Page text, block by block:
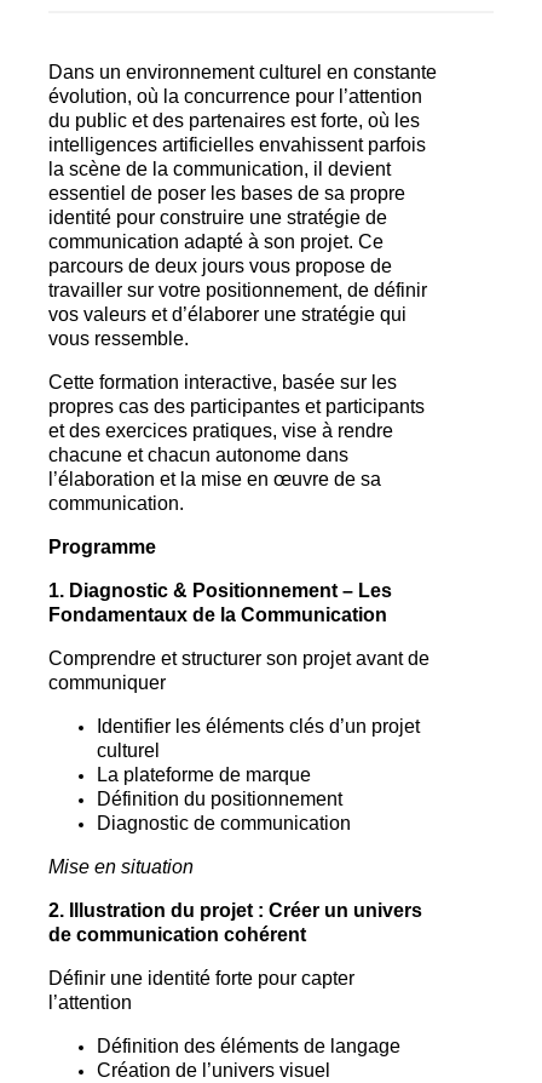
Dans un environnement culturel en constante
évolution, où la concurrence pour l’attention
du public et des partenaires est forte, où les
intelligences artificielles envahissent parfois
la scène de la communication, il devient
essentiel de poser les bases de sa propre
identité pour construire une stratégie de
communication adapté à son projet. Ce
parcours de deux jours vous propose de
travailler sur votre positionnement, de définir
vos valeurs et d’élaborer une stratégie qui
vous ressemble.
Cette formation interactive, basée sur les
propres cas des participantes et participants
et des exercices pratiques, vise à rendre
chacune et chacun autonome dans
l’élaboration et la mise en œuvre de sa
communication.
Programme
1. Diagnostic & Positionnement – Les
Fondamentaux de la Communication
Comprendre et structurer son projet avant de
communiquer
Identifier les éléments clés d’un projet
culturel
La plateforme de marque
Définition du positionnement
Diagnostic de communication
Mise en situation
2. Illustration du projet : Créer un univers
de communication cohérent
Définir une identité forte pour capter
l’attention
Définition des éléments de langage
Création de l’univers visuel